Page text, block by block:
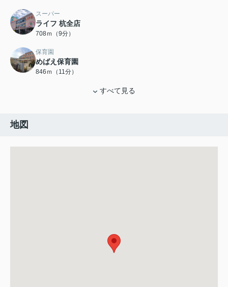
スーパー
ライフ 杭全店
708ｍ（9分）
保育園
めばえ保育園
846ｍ（11分）
すべて見る
地図